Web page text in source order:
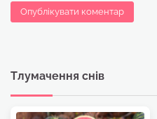
Тлумачення снів